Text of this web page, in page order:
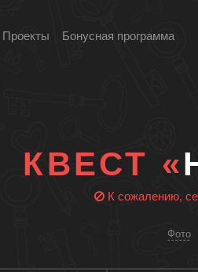
Проекты Бонусная программа
КВЕСТ «
К сожалению,
Фото